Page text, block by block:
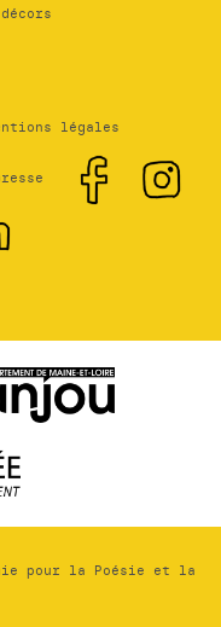
légales
pour la Poésie et la